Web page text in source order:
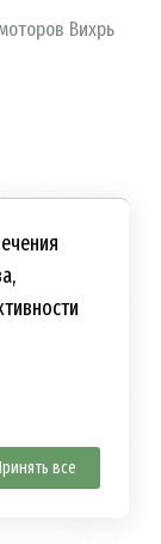
Вихрь
все